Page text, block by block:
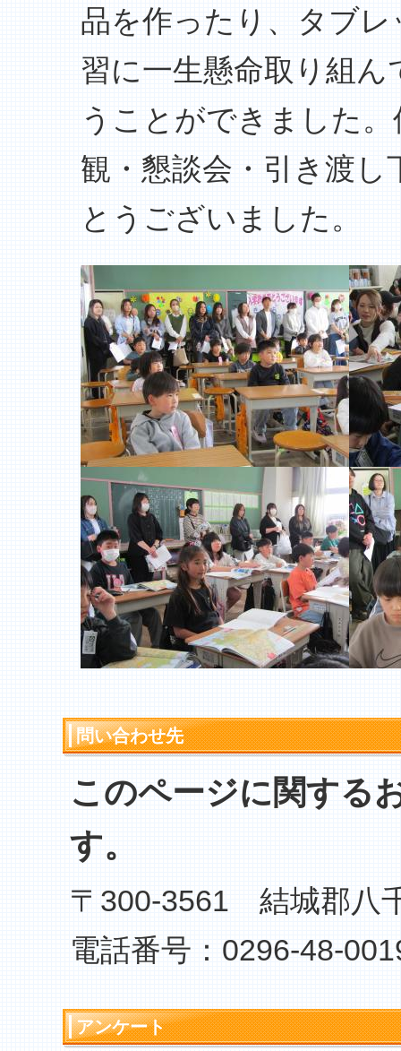
品を作ったり、タブ
習に一生懸命取り組
うことができました
観・懇談会・引き渡
とうございました。
問い合わせ先
このページに関する
す。
〒300-3561 結城郡八
電話番号：0296-48-
アンケート